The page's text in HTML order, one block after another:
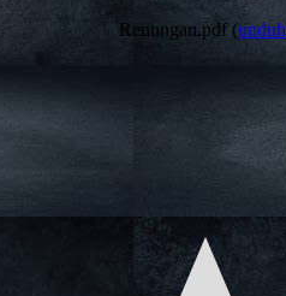
Renungan.pdf (unduh